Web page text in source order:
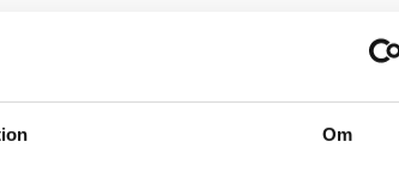
Om
Välj alternativ